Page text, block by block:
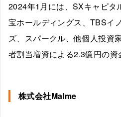
2024年1月には、SXキャピタ
宝ホールディングス、TBSイ
ズ、スパークル、他個人投資
者割当増資による2.3億円の資
株式会社Malme